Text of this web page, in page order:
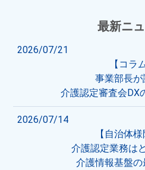
最新ニ
2026/07/21
【コラ
事業部長が
介護認定審査会DX
2026/07/14
【自治体様
介護認定業務は
介護情報基盤の